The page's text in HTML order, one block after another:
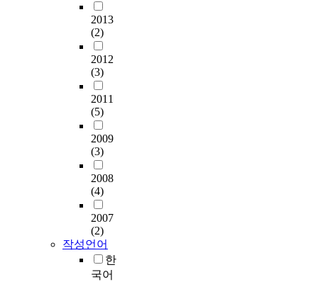
2013
(2)
2012
(3)
2011
(5)
2009
(3)
2008
(4)
2007
(2)
작성언어
한
국어